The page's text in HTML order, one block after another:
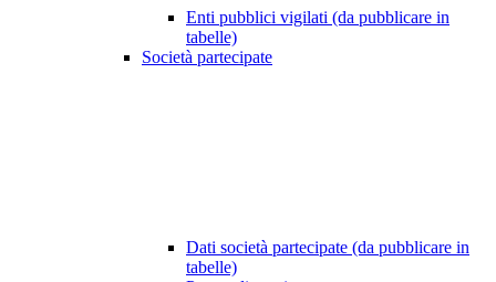
Enti pubblici vigilati (da pubblicare in
tabelle)
Società partecipate
Dati società partecipate (da pubblicare in
tabelle)